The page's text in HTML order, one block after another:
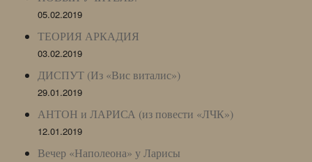
05.02.2019
ТЕОРИЯ АРКАДИЯ
03.02.2019
ДИСПУТ (Из «Вис виталис»)
29.01.2019
АНТОН и ЛАРИСА (из повести «ЛЧК»)
12.01.2019
Вечер «Наполеона» у Ларисы